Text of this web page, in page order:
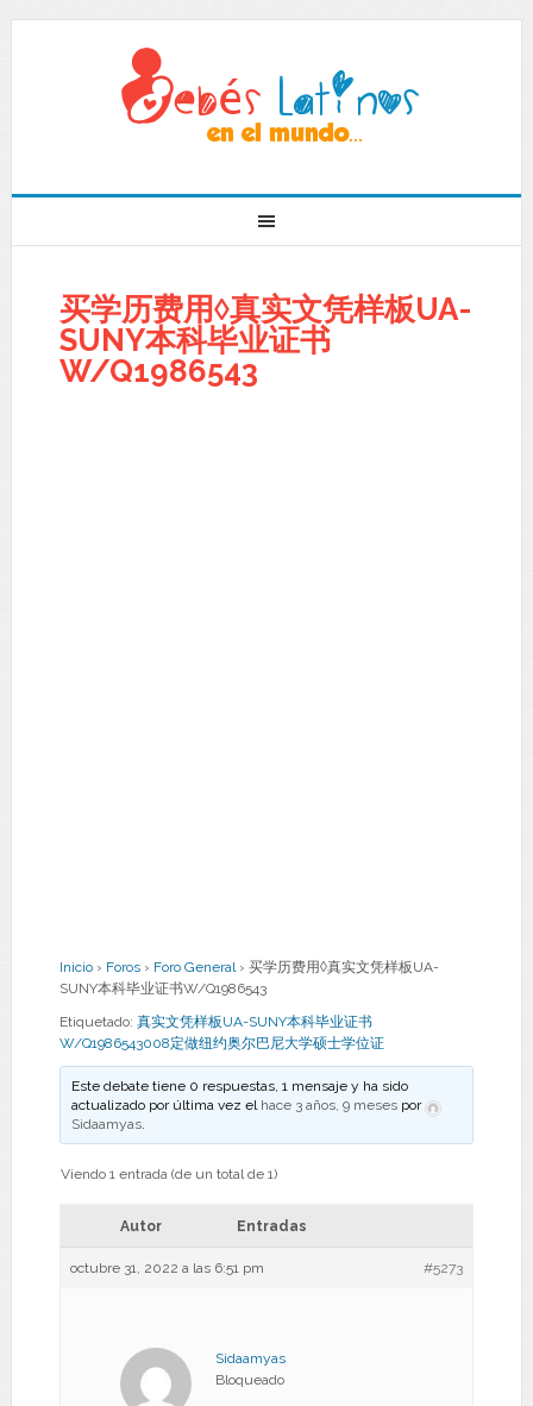
买学历费用◊真实文凭样板UA-
SUNY本科毕业证书
W/Q1986543
Inicio › Foros › Foro General › 买学历费用◊真实文凭样板UA-
SUNY本科毕业证书W/Q1986543
Etiquetado: 真实文凭样板UA-SUNY本科毕业证书
W/Q1986543008定做纽约奥尔巴尼大学硕士学位证
Este debate tiene 0 respuestas, 1 mensaje y ha sido
actualizado por última vez el hace 3 años, 9 meses por
Sidaamyas.
Viendo 1 entrada (de un total de 1)
Autor Entradas
octubre 31, 2022 a las 6:51 pm #5273
Sidaamyas
Bloqueado